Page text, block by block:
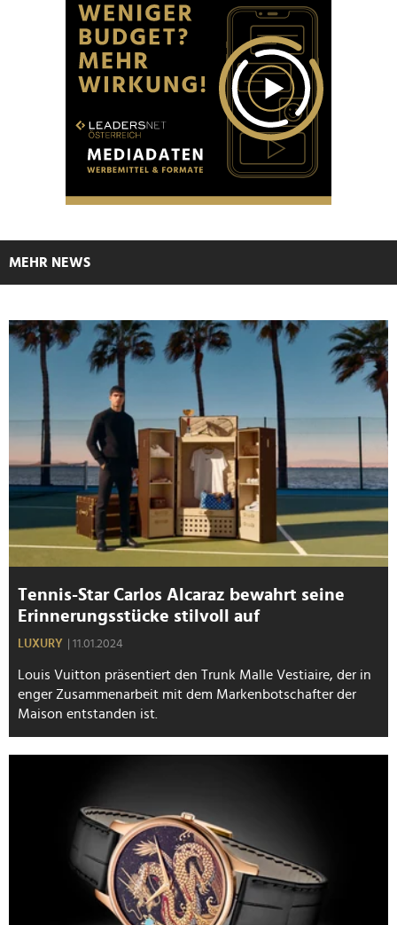
MEHR NEWS
Tennis-Star Carlos Alcaraz bewahrt seine
Erinnerungsstücke stilvoll auf
LUXURY | 11.01.2024
Louis Vuitton präsentiert den Trunk Malle Vestiaire, der in
enger Zusammenarbeit mit dem Markenbotschafter der
Maison entstanden ist.